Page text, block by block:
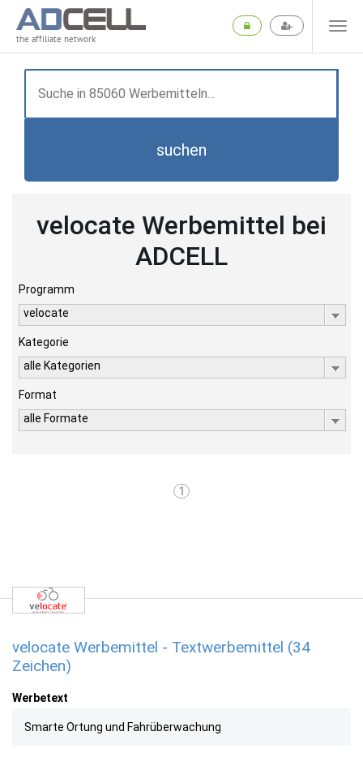
the affiliate network
suchen
velocate Werbemittel bei
ADCELL
Programm
velocate
Kategorie
alle Kategorien
Format
alle Formate
1
velocate Werbemittel - Textwerbemittel (34
Zeichen)
Werbetext
Smarte Ortung und Fahrüberwachung